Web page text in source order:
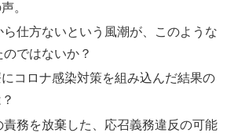
。
ら仕方ないという風潮が、このような
ではないか？
コロナ感染対策を組み込んだ結果の
責務を放棄した、応召義務違反の可能